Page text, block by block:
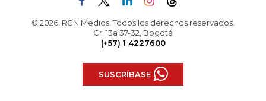
© 2026, RCN Medios. Todos los derechos reservados.
Cr. 13a 37-32, Bogotá
(+57) 1 4227600
SUSCRÍBASE